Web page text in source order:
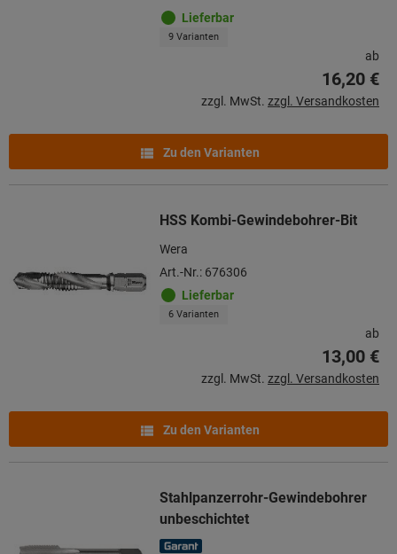
Lieferbar
9 Varianten
ab
16,20 €
zzgl. MwSt. zzgl. Versandkosten
Zu den Varianten
HSS Kombi-Gewindebohrer-Bit
Wera
Art.-Nr.: 676306
Lieferbar
6 Varianten
ab
13,00 €
zzgl. MwSt. zzgl. Versandkosten
Zu den Varianten
Stahlpanzerrohr-Gewindebohrer
unbeschichtet